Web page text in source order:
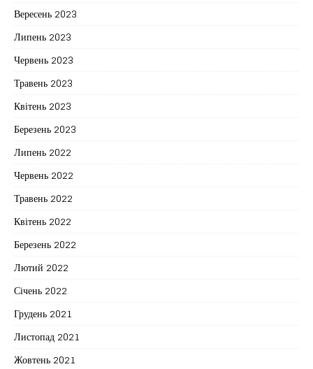
Вересень 2023
Липень 2023
Червень 2023
Травень 2023
Квітень 2023
Березень 2023
Липень 2022
Червень 2022
Травень 2022
Квітень 2022
Березень 2022
Лютий 2022
Січень 2022
Грудень 2021
Листопад 2021
Жовтень 2021